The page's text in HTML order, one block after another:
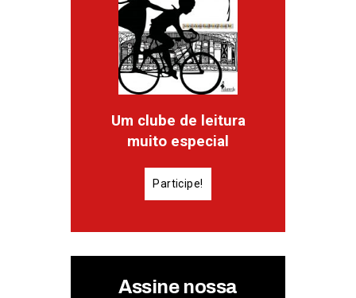
Um clube de leitura
muito especial
Participe!
Assine nossa